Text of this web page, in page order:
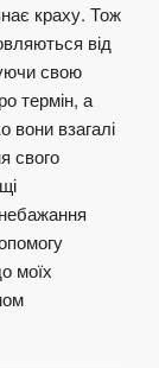
краху. Тож
від
свою
термін, а
вони взагалі
свого
моїх